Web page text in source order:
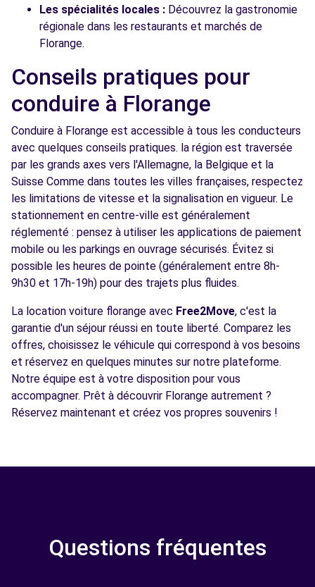
Les spécialités locales : Découvrez la gastronomie
régionale dans les restaurants et marchés de
Florange.
Conseils pratiques pour
conduire à Florange
Conduire à Florange est accessible à tous les conducteurs
avec quelques conseils pratiques. la région est traversée
par les grands axes vers l'Allemagne, la Belgique et la
Suisse Comme dans toutes les villes françaises, respectez
les limitations de vitesse et la signalisation en vigueur. Le
stationnement en centre-ville est généralement
réglementé : pensez à utiliser les applications de paiement
mobile ou les parkings en ouvrage sécurisés. Évitez si
possible les heures de pointe (généralement entre 8h-
9h30 et 17h-19h) pour des trajets plus fluides.
La location voiture florange avec Free2Move, c'est la
garantie d'un séjour réussi en toute liberté. Comparez les
offres, choisissez le véhicule qui correspond à vos besoins
et réservez en quelques minutes sur notre plateforme.
Notre équipe est à votre disposition pour vous
accompagner. Prêt à découvrir Florange autrement ?
Réservez maintenant et créez vos propres souvenirs !
Questions fréquentes